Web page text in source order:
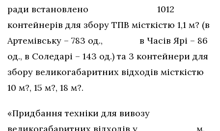
ради встановлено 1012
контейнерів для збору ТПВ місткістю 1,1 м? (в
Артемівську – 783 од., в Часів Ярі – 86
од., в Соледарі – 143 од.) та 3 контейнери для
збору великогабаритних відходів місткістю
10 м?, 15 м?, 18 м?.
«Придбання техніки для вивозу